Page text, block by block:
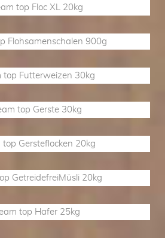
top Floc XL 20kg
Flohsamenschalen 900g
top Futterweizen 30kg
top Gerste 30kg
Gersteflocken 20kg
GetreidefreiMüsli 20kg
top Hafer 25kg